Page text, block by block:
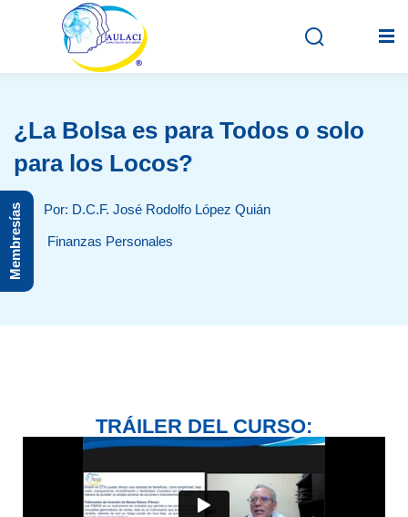
Inicio
Grabados
¿La Bolsa es para Todos o solo
para los Locos?
Por: D.C.F. José Rodolfo López Quián
Finanzas Personales
TRÁILER DEL CURSO:
Membresías